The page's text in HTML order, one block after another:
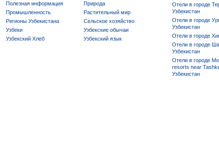
Полезная информация
Природа
Промышленность
Растительный мир
Регионы Узбекистана
Сельское хозяйство
Узбеки
Узбекские обычаи
Узбекский Хлеб
Узбекский язык
Отели в городе
Узбекистан
Отели в городе
Узбекистан
Отели в городе
Отели в городе
Узбекистан
Отели в городе
resorts near
Узбекистан